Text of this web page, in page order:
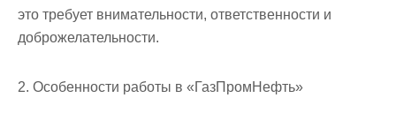
это требует внимательности, ответственности и
доброжелательности.
2. Особенности работы в «ГазПромНефть»